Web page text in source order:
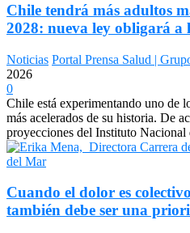
Chile tendrá más adultos
2028: nueva ley obligará a
Noticias Portal Prensa Salud |
2026
0
Chile está experimentando uno de
más acelerados de su historia. De
proyecciones del Instituto Nacional
Cuando el dolor es
también debe ser una